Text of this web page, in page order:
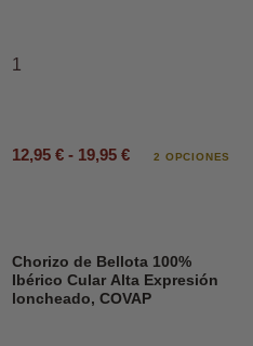
1
12,95 € - 19,95 € 2 OPCIONES
Chorizo de Bellota 100%
Ibérico Cular Alta Expresión
loncheado, COVAP